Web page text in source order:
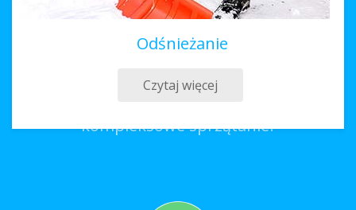
Odśnieżanie
Czytaj więcej
kompleksowe sprzątanie?